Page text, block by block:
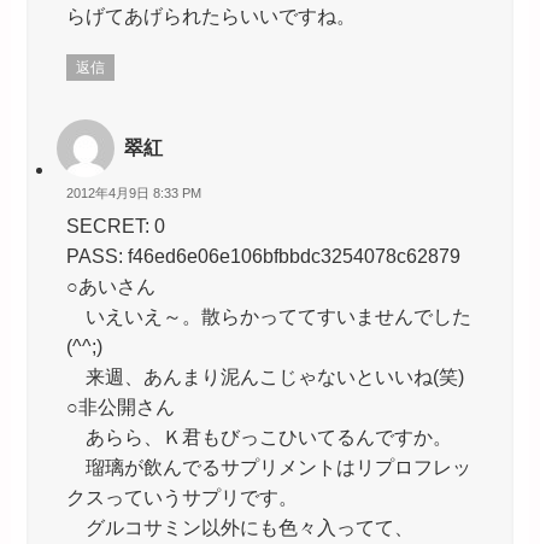
らげてあげられたらいいですね。
返信
翠紅
2012年4月9日 8:33 PM
SECRET: 0
PASS: f46ed6e06e106bfbbdc3254078c62879
○あいさん
いえいえ～。散らかっててすいませんでした
(^^;)
来週、あんまり泥んこじゃないといいね(笑)
○非公開さん
あらら、Ｋ君もびっこひいてるんですか。
瑠璃が飲んでるサプリメントはリプロフレッ
クスっていうサプリです。
グルコサミン以外にも色々入ってて、